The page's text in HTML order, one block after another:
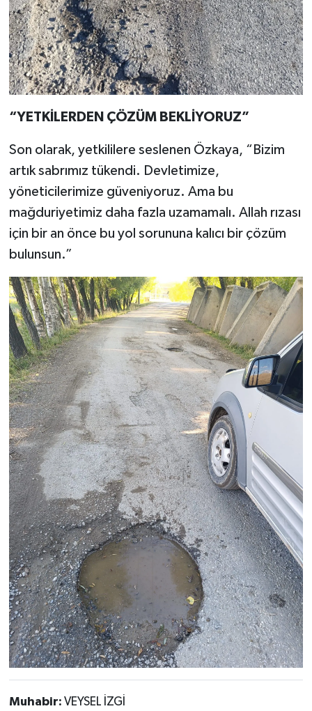
“YETKİLERDEN ÇÖZÜM BEKLİYORUZ”
Son olarak, yetkililere seslenen Özkaya, “Bizim
artık sabrımız tükendi. Devletimize,
yöneticilerimize güveniyoruz. Ama bu
mağduriyetimiz daha fazla uzamamalı. Allah rızası
için bir an önce bu yol sorununa kalıcı bir çözüm
bulunsun.”
Muhabir: VEYSEL İZGİ